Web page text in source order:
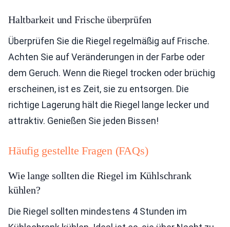
Haltbarkeit und Frische überprüfen
Überprüfen Sie die Riegel regelmäßig auf Frische.
Achten Sie auf Veränderungen in der Farbe oder
dem Geruch. Wenn die Riegel trocken oder brüchig
erscheinen, ist es Zeit, sie zu entsorgen. Die
richtige Lagerung hält die Riegel lange lecker und
attraktiv. Genießen Sie jeden Bissen!
Häufig gestellte Fragen (FAQs)
Wie lange sollten die Riegel im Kühlschrank
kühlen?
Die Riegel sollten mindestens 4 Stunden im